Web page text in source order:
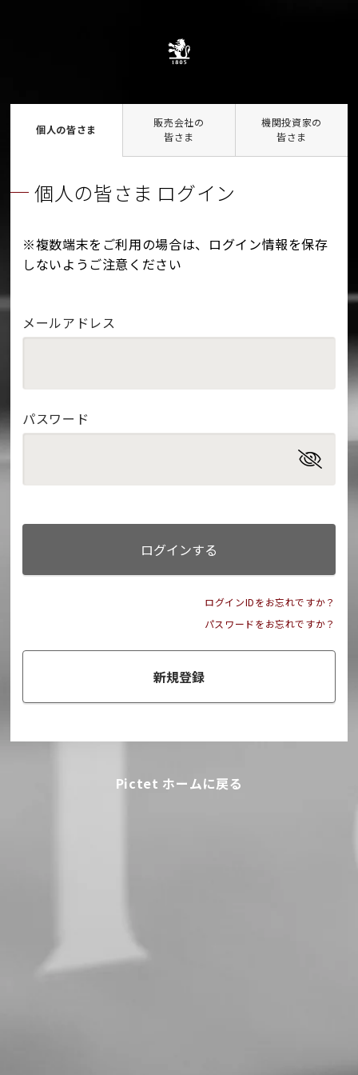
個人の皆さま
販売会社の
皆さま
機関投資家の
皆さま
個人の皆さま ログイン
※複数端末をご利用の場合は、ログイン情報を保存
しないようご注意ください
メールアドレス
パスワード
ログインする
ログインIDをお忘れですか？
パスワードをお忘れですか？
新規登録
Pictet ホームに戻る